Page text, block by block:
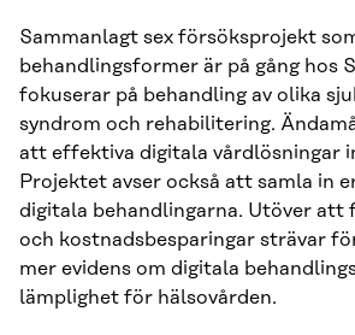
Sammanlagt sex försöksprojekt
behandlingsformer är på gång hos
fokuserar på behandling av olika
syndrom och rehabilitering.
att effektiva digitala vårdlösningar
Projektet avser också att samla in
digitala behandlingarna. Utöver att
och kostnadsbesparingar strävar
mer evidens om digitala
lämplighet för hälsovården.